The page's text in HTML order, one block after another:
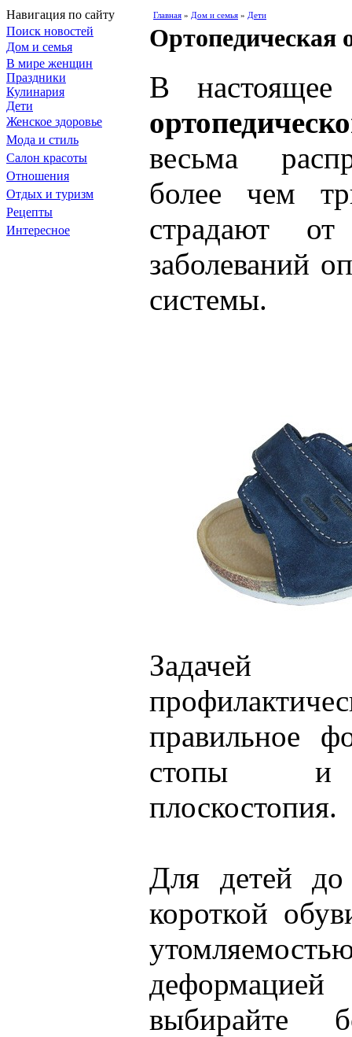
Навигация по сайту
Поиск новостей
Дом и семья
В мире женщин
Праздники
Кулинария
Дети
Женское здоровье
Мода и стиль
Салон красоты
Отношения
Отдых и туризм
Рецепты
Интересное
Главная » Дом и семья » Дети
Ортопедическая
В настоящее
весьма
более чем
страдают
заболеваний
системы.
правильное
стопы и
плоскостопия.
Для детей
короткой
деформацией
выбирайте